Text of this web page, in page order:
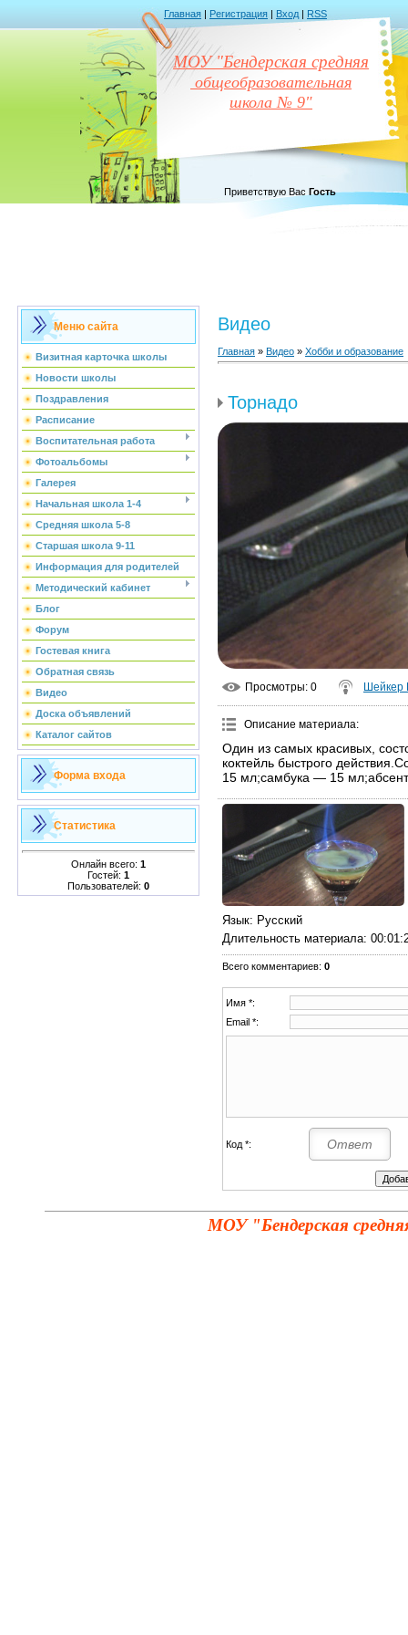
Главная | Регистрация | Вход | RSS
МОУ "Бендерская средняя
общеобразовательная
школа № 9"
Приветствую Вас Гость
Меню сайта
Визитная карточка школы
Новости школы
Поздравления
Расписание
Воспитательная работа
Фотоальбомы
Галерея
Начальная школа 1-4
Средняя школа 5-8
Старшая школа 9-11
Информация для родителей
Методический кабинет
Блог
Форум
Гостевая книга
Обратная связь
Видео
Доска объявлений
Каталог сайтов
Форма входа
Статистика
Онлайн всего: 1
Гостей: 1
Пользователей: 0
Видео
Главная » Видео » Хобби и образование
Торнадо
Просмотры: 0 Шейкер
Описание материала:
Один из самых красивых,
коктейль быстрого
15 мл;самбука — 15
Язык: Русский
Длительность материала:
Всего комментариев: 0
Имя *:
Email *:
Код *:
МОУ "Бендерская